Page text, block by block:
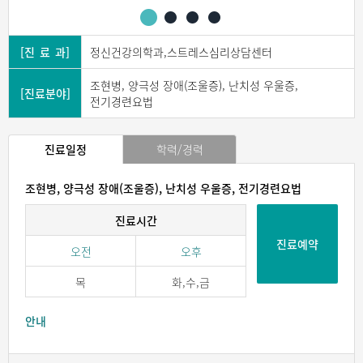
[진 료 과] 정신건강의학과,스트레스심리상담센터
[진료분야]
조현병, 양극성 장애(조울증), 난치성 우울증,
전기경련요법
진료일정 학력/경력
조현병, 양극성 장애(조울증), 난치성 우울증, 전기경련요법
진료시간
오전
오후
목
화,수,금
진료예약
안내